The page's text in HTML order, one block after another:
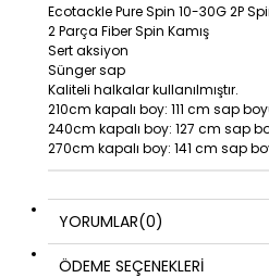
Ecotackle Pure Spin 10-30G 2P
2 Parça Fiber Spin Kamış
Sert aksiyon
Sünger sap
Kaliteli halkalar kullanılmıştır.
210cm kapalı boy: 111 cm sap
240cm kapalı boy: 127 cm sap
270cm kapalı boy: 141 cm sap
YORUMLAR(0)
ÖDEME SEÇENEKLERI